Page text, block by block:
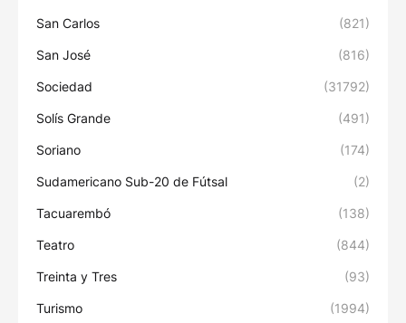
San Carlos (821)
San José (816)
Sociedad (31792)
Solís Grande (491)
Soriano (174)
Sudamericano Sub-20 de Fútsal (2)
Tacuarembó (138)
Teatro (844)
Treinta y Tres (93)
Turismo (1994)